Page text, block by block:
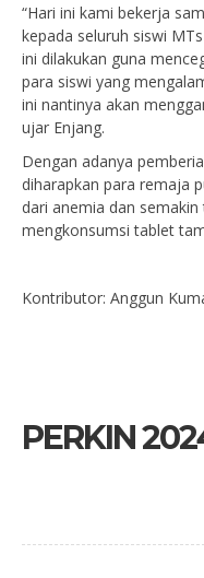
“Hari ini kami bekerja
kepada seluruh siswi
ini dilakukan guna
para siswi yang
ini nantinya akan
ujar Enjang.
Dengan adanya
diharapkan para remaja
dari anemia dan
mengkonsumsi tablet
Kontributor: Anggun
PERKIN